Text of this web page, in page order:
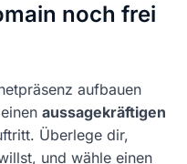
noch frei
aufbauen
aussagekräftigen
Überlege dir,
und wähle einen